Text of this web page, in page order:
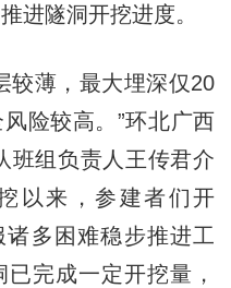
进隧洞开挖进度。
薄，最大埋深仅20
险较高。”环北广西
班组负责人王传君介
以来，参建者们开
诸多困难稳步推进工
完成一定开挖量，